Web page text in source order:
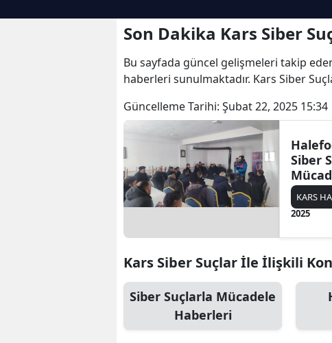
Son Dakika Kars Siber
Bu sayfada güncel gelişmeleri takip
haberleri sunulmaktadır. Kars Siber
Güncelleme Tarihi: Şubat 22, 2025 15:34
Siber
KARS
2025
Kars Siber Suçlar İle İlişkili
Siber Suçlarla Mücadele
Haberleri